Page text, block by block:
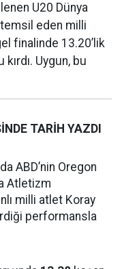
U20 Dünya
temsil eden milli
finalinde 13.20’lik
Uygun, bu
TARİH YAZDI
ABD’nin Oregon
Atletizm
milli atlet Koray
performansla